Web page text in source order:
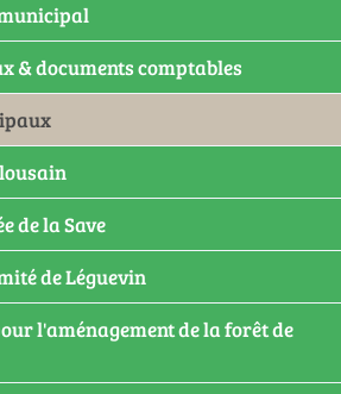
& documents comptables
de la Save
de Léguevin
l'aménagement de la forêt de